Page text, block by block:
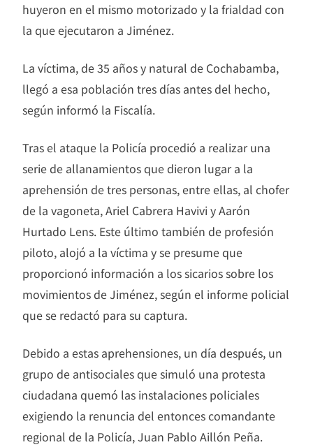
huyeron en el mismo motorizado y la frialdad con
la que ejecutaron a Jiménez.
La víctima, de 35 años y natural de Cochabamba,
llegó a esa población tres días antes del hecho,
según informó la Fiscalía.
Tras el ataque la Policía procedió a realizar una
serie de allanamientos que dieron lugar a la
aprehensión de tres personas, entre ellas, al chofer
de la vagoneta, Ariel Cabrera Havivi y Aarón
Hurtado Lens. Este último también de profesión
piloto, alojó a la víctima y se presume que
proporcionó información a los sicarios sobre los
movimientos de Jiménez, según el informe policial
que se redactó para su captura.
Debido a estas aprehensiones, un día después, un
grupo de antisociales que simuló una protesta
ciudadana quemó las instalaciones policiales
exigiendo la renuncia del entonces comandante
regional de la Policía, Juan Pablo Aillón Peña.